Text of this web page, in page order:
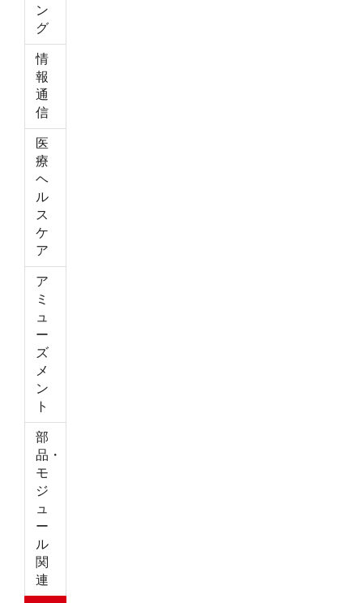
ン
グ
情
報
通
信
医
療
ヘ
ル
ス
ケ
ア
ア
ミ
ュ
ー
ズ
メ
ン
ト
部
品・
モ
ジ
ュ
ー
ル
関
連